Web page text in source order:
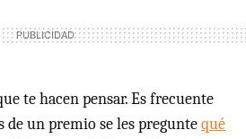
te hacen pensar. Es frecuente
de un premio se les preguntequé